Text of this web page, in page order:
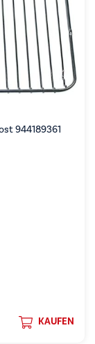
944189361
KAUFEN